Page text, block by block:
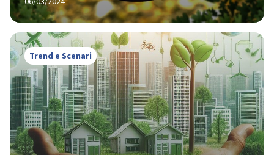
KPMG
Trend e Scenari